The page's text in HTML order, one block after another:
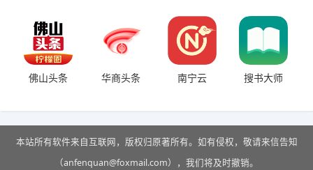
佛山头条 华商头条 南宁云 搜书大师
本站所有软件来自互联网，版权归原著所有。如有侵权，敬请来信告知
（anfenquan@foxmail.com），我们将及时撤销。